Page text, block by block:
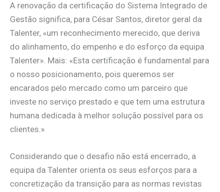
A renovação da certificação do Sistema Integrado de
Gestão significa, para César Santos, diretor geral da
Talenter, «um reconhecimento merecido, que deriva
do alinhamento, do empenho e do esforço da equipa
Talenter». Mais: «Esta certificação é fundamental para
o nosso posicionamento, pois queremos ser
encarados pelo mercado como um parceiro que
investe no serviço prestado e que tem uma estrutura
humana dedicada à melhor solução possível para os
clientes.»
Considerando que o desafio não está encerrado, a
equipa da Talenter orienta os seus esforços para a
concretização da transição para as normas revistas